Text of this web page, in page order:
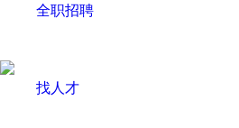
全职招聘
找人才